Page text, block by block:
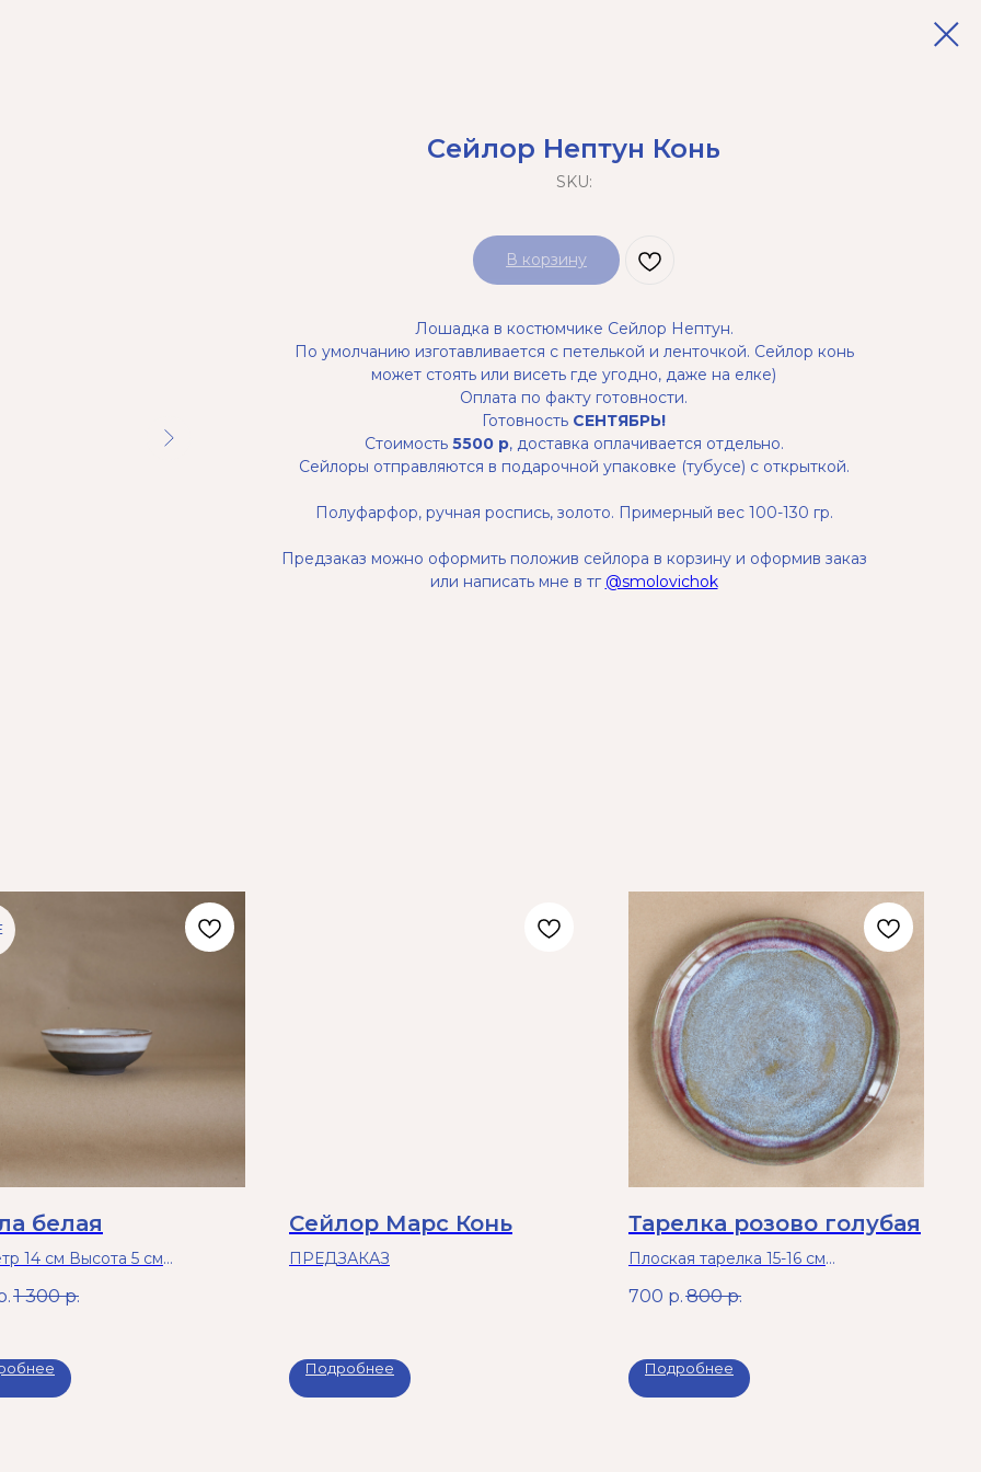
Сейлор Нептун Конь
SKU:
В корзину
Лошадка в костюмчике Сейлор Нептун.
По умолчанию изготавливается с петелькой и ленточкой. Сейлор конь
может стоять или висеть где угодно, даже на елке)
Оплата по факту готовности.
Готовность СЕНТЯБРЬ!
Стоимость 5500 р, доставка оплачивается отдельно.
Сейлоры отправляются в подарочной упаковке (тубусе) с открыткой.
Полуфарфор, ручная роспись, золото. Примерный вес 100-130 гр.
Предзаказ можно оформить положив сейлора в корзину и оформив заказ
или написать мне в тг @smolovichok
белая
14 см Высота 5 см
в посудомоечной машине.
1 300 р.
Сейлор Марс Конь
ПРЕДЗАКАЗ
Подробнее
Тарелка розово голубая
Плоская тарелка 15-16 см
и мыть в посудомоечной машине.
700 р. 800 р.
Подробнее